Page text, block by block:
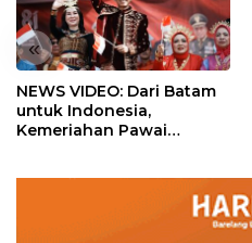
«
NEWS VIDEO: Dari Batam
untuk Indonesia,
Kemeriahan Pawai